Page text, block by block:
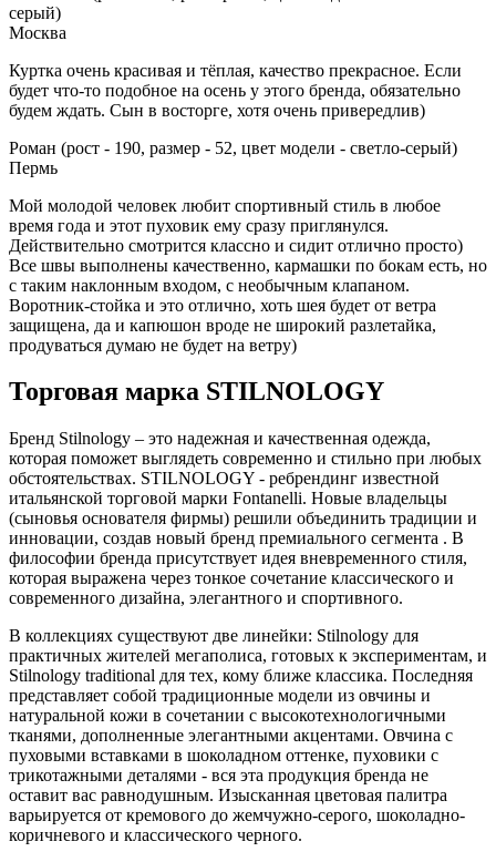
серый)
Москва
Куртка очень красивая и тёплая, качество прекрасное. Если
будет что-то подобное на осень у этого бренда, обязательно
будем ждать. Сын в восторге, хотя очень привередлив)
Роман (рост - 190, размер - 52, цвет модели - светло-серый)
Пермь
Мой молодой человек любит спортивный стиль в любое
время года и этот пуховик ему сразу приглянулся.
Действительно смотрится классно и сидит отлично просто)
Все швы выполнены качественно, кармашки по бокам есть, но
с таким наклонным входом, с необычным клапаном.
Воротник-стойка и это отлично, хоть шея будет от ветра
защищена, да и капюшон вроде не широкий разлетайка,
продуваться думаю не будет на ветру)
Торговая марка STILNOLOGY
Бренд Stilnology – это надежная и качественная одежда,
которая поможет выглядеть современно и стильно при любых
обстоятельствах. STILNOLOGY - ребрендинг известной
итальянской торговой марки Fontanelli. Новые владельцы
(сыновья основателя фирмы) решили объединить традиции и
инновации, создав новый бренд премиального сегмента . В
философии бренда присутствует идея вневременного стиля,
которая выражена через тонкое сочетание классического и
современного дизайна, элегантного и спортивного.
В коллекциях существуют две линейки: Stilnology для
практичных жителей мегаполиса, готовых к экспериментам, и
Stilnology traditional для тех, кому ближе классика. Последняя
представляет собой традиционные модели из овчины и
натуральной кожи в сочетании с высокотехнологичными
тканями, дополненные элегантными акцентами. Овчина с
пуховыми вставками в шоколадном оттенке, пуховики с
трикотажными деталями - вся эта продукция бренда не
оставит вас равнодушным. Изысканная цветовая палитра
варьируется от кремового до жемчужно-серого, шоколадно-
коричневого и классического черного.